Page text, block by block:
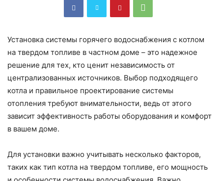
Установка системы горячего водоснабжения с котлом
на твердом топливе в частном доме – это надежное
решение для тех, кто ценит независимость от
централизованных источников. Выбор подходящего
котла и правильное проектирование системы
отопления требуют внимательности, ведь от этого
зависит эффективность работы оборудования и комфорт
в вашем доме.
Для установки важно учитывать несколько факторов,
таких как тип котла на твердом топливе, его мощность